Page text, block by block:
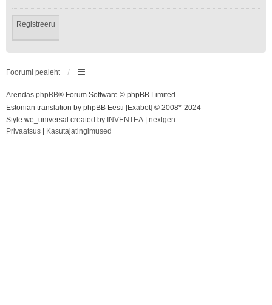
Registreeru
Foorumi pealeht
Arendas phpBB® Forum Software © phpBB Limited
Estonian translation by phpBB Eesti [Exabot] © 2008*-2024
Style we_universal created by INVENTEA
nextgen
Privaatsus
Kasutajatingimused